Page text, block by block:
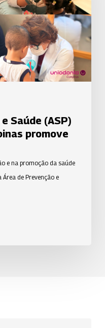
Saúde (ASP)
promove
e na promoção da saúde
de Prevenção e